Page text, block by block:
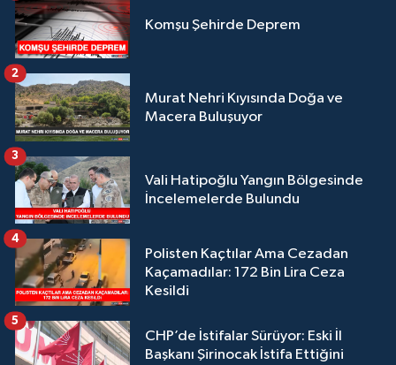
Komşu Şehirde Deprem
Murat Nehri Kıyısında Doğa ve
Macera Buluşuyor
2
Vali Hatipoğlu Yangın Bölgesinde
İncelemelerde Bulundu
3
Polisten Kaçtılar Ama Cezadan
Kaçamadılar: 172 Bin Lira Ceza
Kesildi
4
CHP’de İstifalar Sürüyor: Eski İl
Başkanı Şirinocak İstifa Ettiğini
5